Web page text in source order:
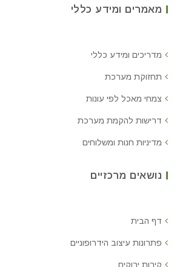
מאמרים ומידע כללי
מדריכים ומידע כללי
תחזוקת מערכת
צמחי מאכל לפי עונות
דרישות להקמת מערכת
מדיניות חנות ומשלוחים
נושאים מרכזיים
דף הבית
פתרונות עיצוב הידרופוניים
קירות ירוקים